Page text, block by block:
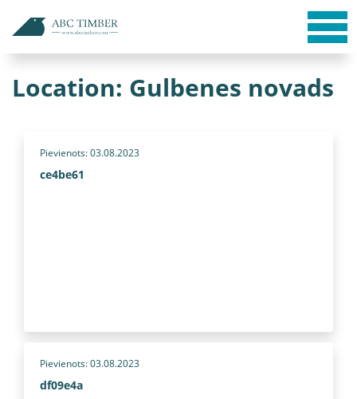
Location: Gulbenes novads
Pievienots: 03.08.2023
ce4be61
Pievienots: 03.08.2023
df09e4a